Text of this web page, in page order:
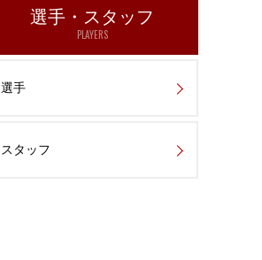
選手・スタッフ
PLAYERS
選手
スタッフ